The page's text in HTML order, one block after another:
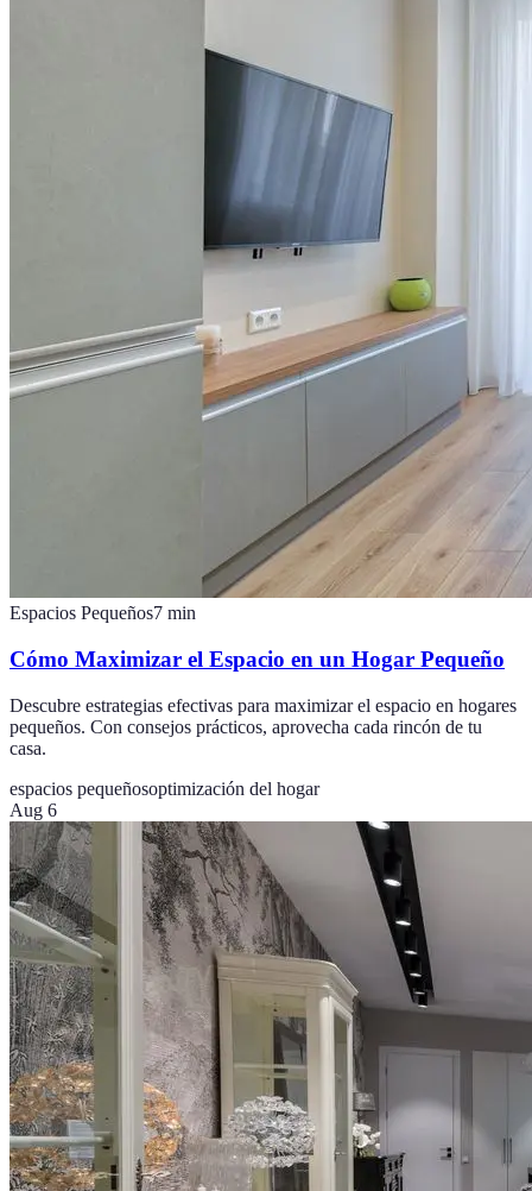
Espacios Pequeños7 min
Cómo Maximizar el Espacio en un Hogar Pequeño
Descubre estrategias efectivas para maximizar el espacio en hogares
pequeños. Con consejos prácticos, aprovecha cada rincón de tu
casa.
espacios pequeñosoptimización del hogar
Aug 6